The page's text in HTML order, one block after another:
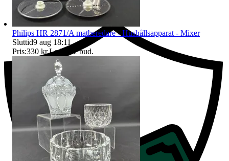
Ersättning om du inte får din vara
Philips HR 2871/A matberedare - Hushållsapparat - Mixer
Sluttid9 aug 18:11.
Pris:330 kr,Ledande bud.